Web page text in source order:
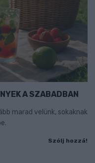
A SZABADBAN
marad velünk, sokaknak
Szólj hozzá!